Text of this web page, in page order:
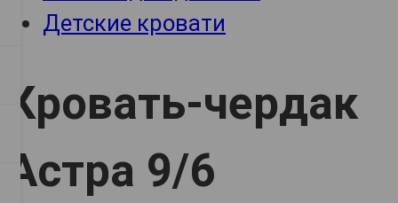
Детские кровати
Кровать-чердак
Астра 9/6